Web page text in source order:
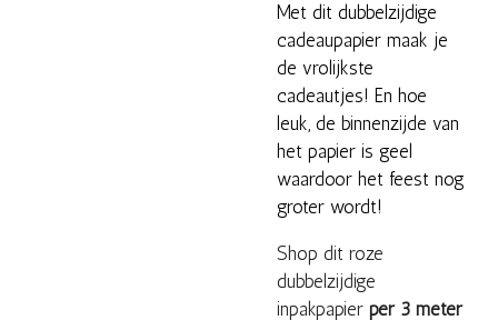
Met dit dubbelzijdige
cadeaupapier maak je
de vrolijkste
cadeautjes! En hoe
leuk, de binnenzijde van
het papier is geel
waardoor het feest nog
groter wordt!
Shop dit roze
dubbelzijdige
inpakpapier per 3 meter